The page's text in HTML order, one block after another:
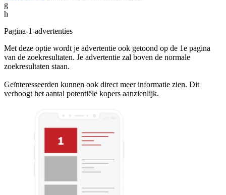
g
h
Pagina-1-advertenties
Met deze optie wordt je advertentie ook getoond op de 1e pagina
van de zoekresultaten. Je advertentie zal boven de normale
zoekresultaten staan.
Geïnteresseerden kunnen ook direct meer informatie zien. Dit
verhoogt het aantal potentiële kopers aanzienlijk.